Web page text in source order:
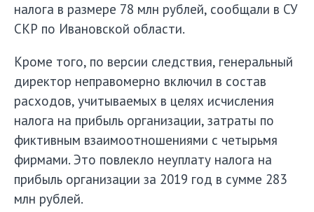
налога в размере 78 млн рублей, сообщали в СУ
СКР по Ивановской области.
Кроме того, по версии следствия, генеральный
директор неправомерно включил в состав
расходов, учитываемых в целях исчисления
налога на прибыль организации, затраты по
фиктивным взаимоотношениями с четырьмя
фирмами. Это повлекло неуплату налога на
прибыль организации за 2019 год в сумме 283
млн рублей.